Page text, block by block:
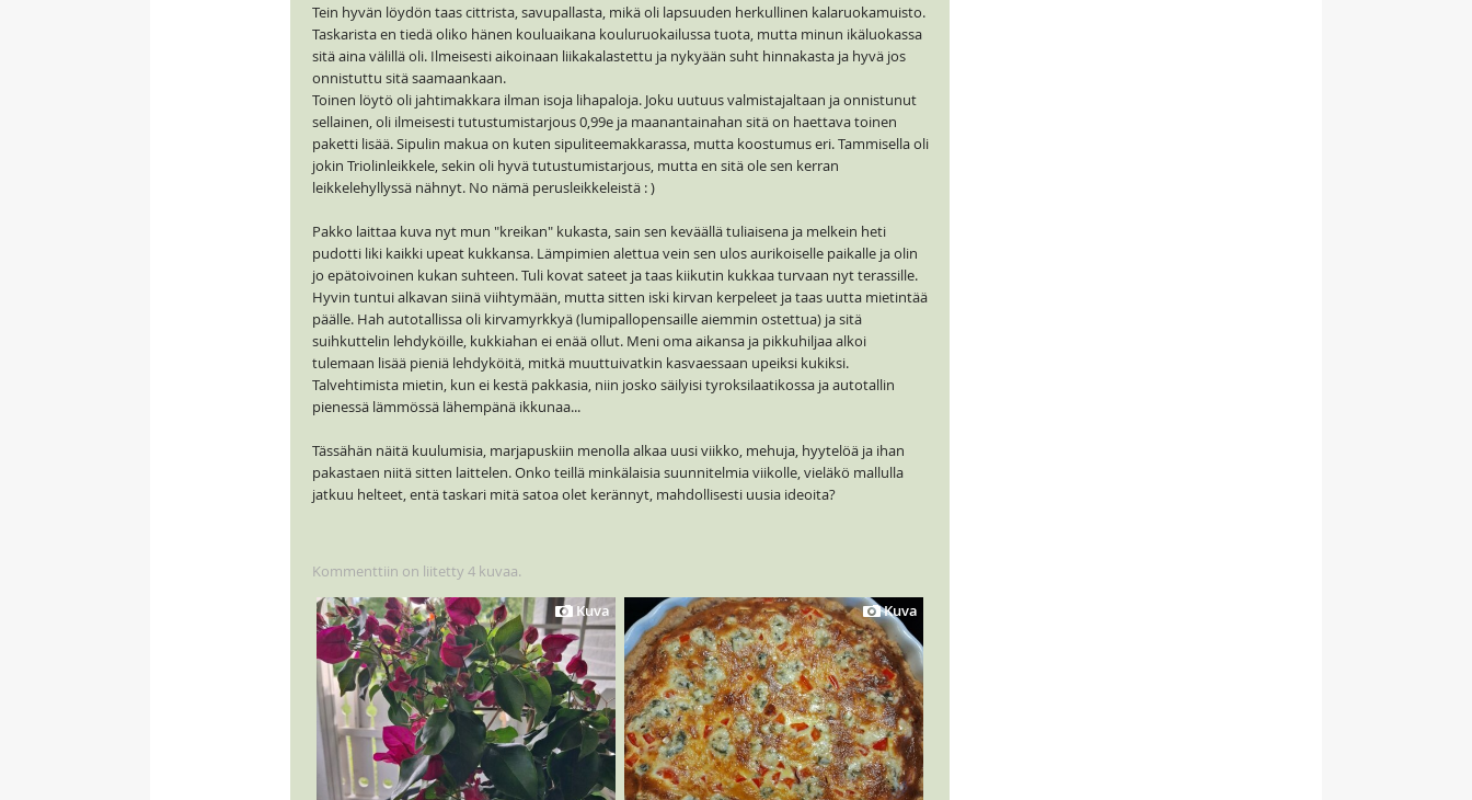
Tein hyvän löydön taas cittrista, savupallasta, mikä oli lapsuuden herkullinen kalaruokamuisto.
Taskarista en tiedä oliko hänen kouluaikana kouluruokailussa tuota, mutta minun ikäluokassa
sitä aina välillä oli. Ilmeisesti aikoinaan liikakalastettu ja nykyään suht hinnakasta ja hyvä jos
onnistuttu sitä saamaankaan.
Toinen löytö oli jahtimakkara ilman isoja lihapaloja. Joku uutuus valmistajaltaan ja onnistunut
sellainen, oli ilmeisesti tutustumistarjous 0,99e ja maanantainahan sitä on haettava toinen
paketti lisää. Sipulin makua on kuten sipuliteemakkarassa, mutta koostumus eri. Tammisella oli
jokin Triolinleikkele, sekin oli hyvä tutustumistarjous, mutta en sitä ole sen kerran
leikkelehyllyssä nähnyt. No nämä perusleikkeleistä : )
Pakko laittaa kuva nyt mun "kreikan" kukasta, sain sen keväällä tuliaisena ja melkein heti
pudotti liki kaikki upeat kukkansa. Lämpimien alettua vein sen ulos aurikoiselle paikalle ja olin
jo epätoivoinen kukan suhteen. Tuli kovat sateet ja taas kiikutin kukkaa turvaan nyt terassille.
Hyvin tuntui alkavan siinä viihtymään, mutta sitten iski kirvan kerpeleet ja taas uutta mietintää
päälle. Hah autotallissa oli kirvamyrkkyä (lumipallopensaille aiemmin ostettua) ja sitä
suihkuttelin lehdyköille, kukkiahan ei enää ollut. Meni oma aikansa ja pikkuhiljaa alkoi
tulemaan lisää pieniä lehdyköitä, mitkä muuttuivatkin kasvaessaan upeiksi kukiksi.
Talvehtimista mietin, kun ei kestä pakkasia, niin josko säilyisi tyroksilaatikossa ja autotallin
pienessä lämmössä lähempänä ikkunaa...
Tässähän näitä kuulumisia, marjapuskiin menolla alkaa uusi viikko, mehuja, hyytelöä ja ihan
pakastaen niitä sitten laittelen. Onko teillä minkälaisia suunnitelmia viikolle, vieläkö mallulla
jatkuu helteet, entä taskari mitä satoa olet kerännyt, mahdollisesti uusia ideoita?
Kommenttiin on liitetty 4 kuvaa.
Kuva Kuva